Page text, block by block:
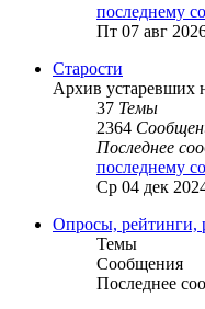
последнему
Пт 07 авг
Старости
Архив устаревших
37 Темы
2364
Последнее
последнему
Ср 04 дек
Опросы, рейтинги,
Темы
Сообщения
Последнее